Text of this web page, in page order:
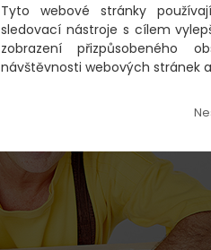
Tyto webové stránky
sledovací nástroje s cílem
zobrazení přizpůsobeného
návštěvnosti webových stránek